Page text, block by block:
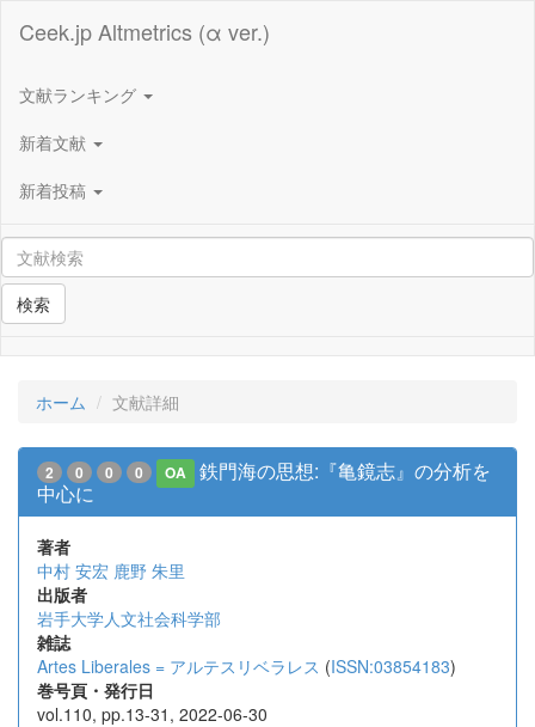
Ceek.jp Altmetrics (α ver.)
文献ランキング
新着文献
新着投稿
検索
ホーム 文献詳細
2 0 0 0 OA
鉄門海の思想:『亀鏡志』の分析を
中心に
著者
中村 安宏 鹿野 朱里
出版者
岩手大学人文社会科学部
雑誌
Artes Liberales = アルテスリベラレス (ISSN:03854183)
巻号頁・発行日
vol.110, pp.13-31, 2022-06-30